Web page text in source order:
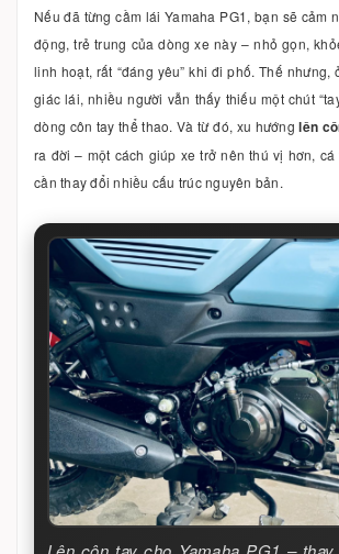
Nếu đã từng cầm lái Yamaha PG1, bạn sẽ cảm
động, trẻ trung của dòng xe này – nhỏ gọn,
linh hoạt, rất “đáng yêu” khi đi phố. Thế nhưng,
giác lái, nhiều người vẫn thấy thiếu một chút
dòng côn tay thể thao. Và từ đó, xu hướnglên
ra đời – một cách giúp xe trở nên thú vị hơn,
cần thay đổi nhiều cấu trúc nguyên bản.